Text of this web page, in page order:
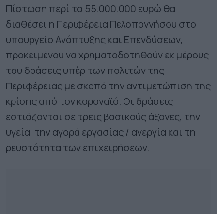
Πίστωση περί τα 55.000.000 ευρώ θα
διαθέσει η Περιφέρεια Πελοποννήσου στο
υπουργείο Ανάπτυξης και Επενδύσεων,
προκειμένου να χρηματοδοτηθούν εκ μέρους
του δράσεις υπέρ των πολιτών της
Περιφέρειας με σκοπό την αντιμετώπιση της
κρίσης από τον κοροναϊό. Οι δράσεις
εστιάζονται σε τρεις βασικούς άξονες, την
υγεία, την αγορά εργασίας / ανεργία και τη
ρευστότητα των επιχειρήσεων.